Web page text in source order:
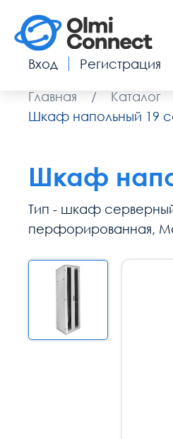
Вход Регистрация
Главная / Каталог
Шкаф напольный 19
Шкаф
Тип - шкаф
перфорированная,